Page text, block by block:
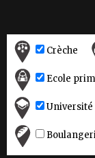
Crèche
Ecole
Université